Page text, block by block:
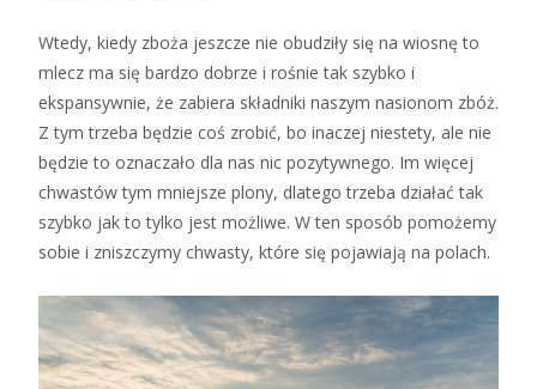
Wtedy, kiedy zboża jeszcze nie obudziły się na wiosnę to
mlecz ma się bardzo dobrze i rośnie tak szybko i
ekspansywnie, że zabiera składniki naszym nasionom zbóż.
Z tym trzeba będzie coś zrobić, bo inaczej niestety, ale nie
będzie to oznaczało dla nas nic pozytywnego. Im więcej
chwastów tym mniejsze plony, dlatego trzeba działać tak
szybko jak to tylko jest możliwe. W ten sposób pomożemy
sobie i zniszczymy chwasty, które się pojawiają na polach.